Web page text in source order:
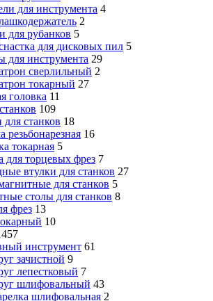
для инструмента 4
2
для рубанков 5
для дисковых пил 5
для инструмента 29
сверлильный 2
токарный 27
головка 11
109
для станков 18
резьбонарезная 16
токарная 5
для торцевых фрез 7
втулки для станков 27
для станков 5
столы для станков 8
фрез 13
10
инструмент 61
зачистной 9
лепестковый 7
шлифовальный 43
шлифовальная 2